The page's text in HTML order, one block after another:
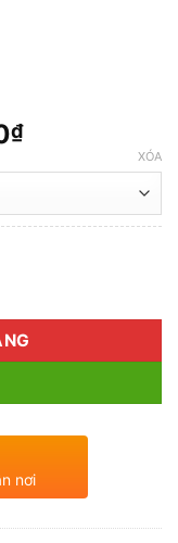
₫Khoảng
1.350.000₫
đến
XÓA
nơi